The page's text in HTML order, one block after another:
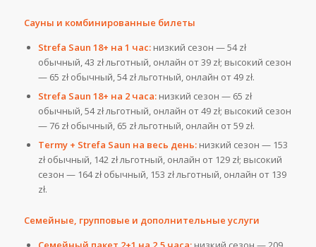
Сауны и комбинированные билеты
Strefa Saun 18+ на 1 час:низкий сезон — 54 zł
обычный, 43 zł льготный, онлайн от 39 zł; высокий сезон
— 65 zł обычный, 54 zł льготный, онлайн от 49 zł.
Strefa Saun 18+ на 2 часа:низкий сезон — 65 zł
обычный, 54 zł льготный, онлайн от 49 zł; высокий сезон
— 76 zł обычный, 65 zł льготный, онлайн от 59 zł.
Termy + Strefa Saun на весь день:низкий сезон — 153
zł обычный, 142 zł льготный, онлайн от 129 zł; высокий
сезон — 164 zł обычный, 153 zł льготный, онлайн от 139
zł.
Семейные, групповые и дополнительные услуги